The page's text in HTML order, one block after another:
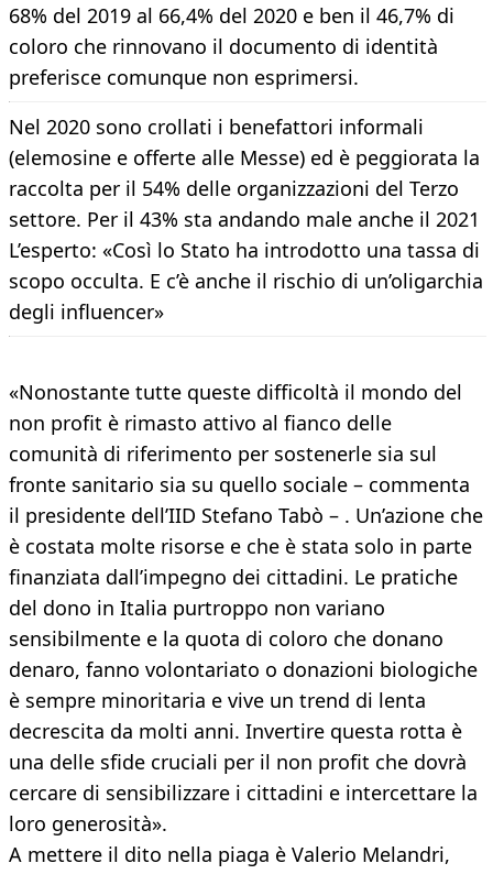
68% del 2019 al 66,4% del 2020 e ben il 46,7% di
coloro che rinnovano il documento di identità
preferisce comunque non esprimersi.
Nel 2020 sono crollati i benefattori informali
(elemosine e offerte alle Messe) ed è peggiorata la
raccolta per il 54% delle organizzazioni del Terzo
settore. Per il 43% sta andando male anche il 2021
L’esperto: «Così lo Stato ha introdotto una tassa di
scopo occulta. E c’è anche il rischio di un’oligarchia
degli influencer»
«Nonostante tutte queste difficoltà il mondo del
non profit è rimasto attivo al fianco delle
comunità di riferimento per sostenerle sia sul
fronte sanitario sia su quello sociale – commenta
il presidente dell’IID Stefano Tabò – . Un’azione che
è costata molte risorse e che è stata solo in parte
finanziata dall’impegno dei cittadini. Le pratiche
del dono in Italia purtroppo non variano
sensibilmente e la quota di coloro che donano
denaro, fanno volontariato o donazioni biologiche
è sempre minoritaria e vive un trend di lenta
decrescita da molti anni. Invertire questa rotta è
una delle sfide cruciali per il non profit che dovrà
cercare di sensibilizzare i cittadini e intercettare la
loro generosità».
A mettere il dito nella piaga è Valerio Melandri,